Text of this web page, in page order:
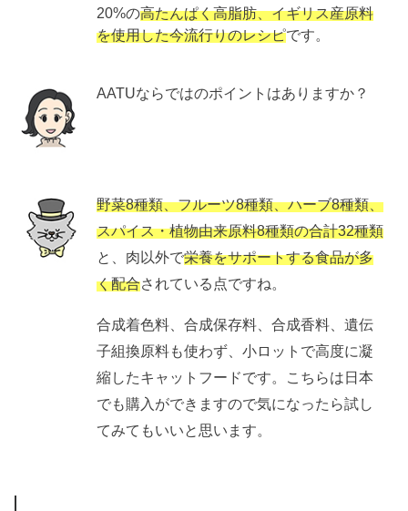
20%の高たんぱく高脂肪、イギリス産原料
を使用した今流行りのレシピです。
AATUならではのポイントはありますか？
野菜8種類、フルーツ8種類、ハーブ8種類、
スパイス・植物由来原料8種類の合計32種類
と、肉以外で栄養をサポートする食品が多
く配合されている点ですね。
合成着色料、合成保存料、合成香料、遺伝
子組換原料も使わず、小ロットで高度に凝
縮したキャットフードです。こちらは日本
でも購入ができますので気になったら試し
てみてもいいと思います。